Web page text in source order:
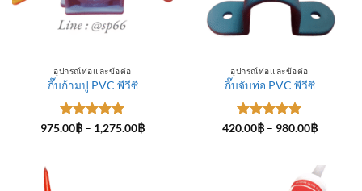
อุปกรณ์ท่อและข้อต่อ
กิ๊บก้ามปู PVC พีวีซี
ให้คะแนน
975.00฿ – 1,275.00฿Price
อุปกรณ์ท่อและข้อต่อ
กิ๊บจับท่อ PVC พีวีซี
ให้คะแนน
420.00฿ – 980.00฿Price
980.00฿